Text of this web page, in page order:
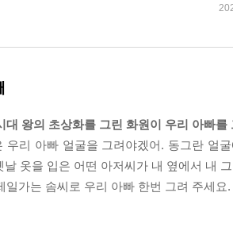
대 왕의 초상화를 그린 화원이 우리 아빠를
우리 아빠 얼굴을 그려야겠어. 동그란 얼
날 옷을 입은 어떤 아저씨가 내 옆에서 내
일가는 솜씨로 우리 아빠 한번 그려 주세요.